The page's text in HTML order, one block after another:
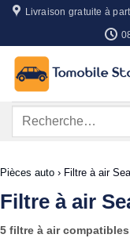
Passer
contenu
Livraison gratuite à
Recherche
Pièces auto › Filtre à air
Filtre à air
5 filtre à air compatibles